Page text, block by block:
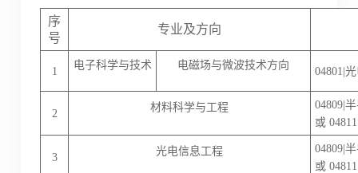
序
号
专业及方向
1
电子科学与技术 电磁场与微波技术方向
04801 |
2
材料科学与工程 04809|
或
3
光电信息工程
04809|
或